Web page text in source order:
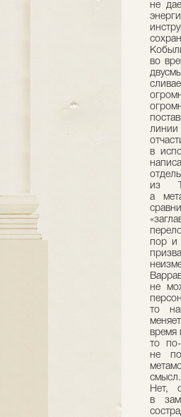
не
во
линии
в
из
а
пор и
не
то
время
то
не по
Нет,
в